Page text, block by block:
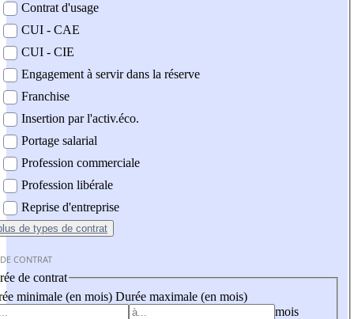
Contrat d'usage
CUI - CAE
CUI - CIE
Engagement à servir dans la réserve
Franchise
Insertion par l'activ.éco.
Portage salarial
Profession commerciale
Profession libérale
Reprise d'entreprise
de types de contrat
CONTRAT
de contrat
minimale (en mois) Durée maximale (en mois)
mois